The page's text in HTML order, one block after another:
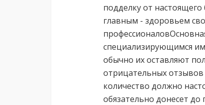
подделку от
главным - здоровьем
специализирующимся
обычно их оставляют
отрицательных
количество должно
обязательно донесет